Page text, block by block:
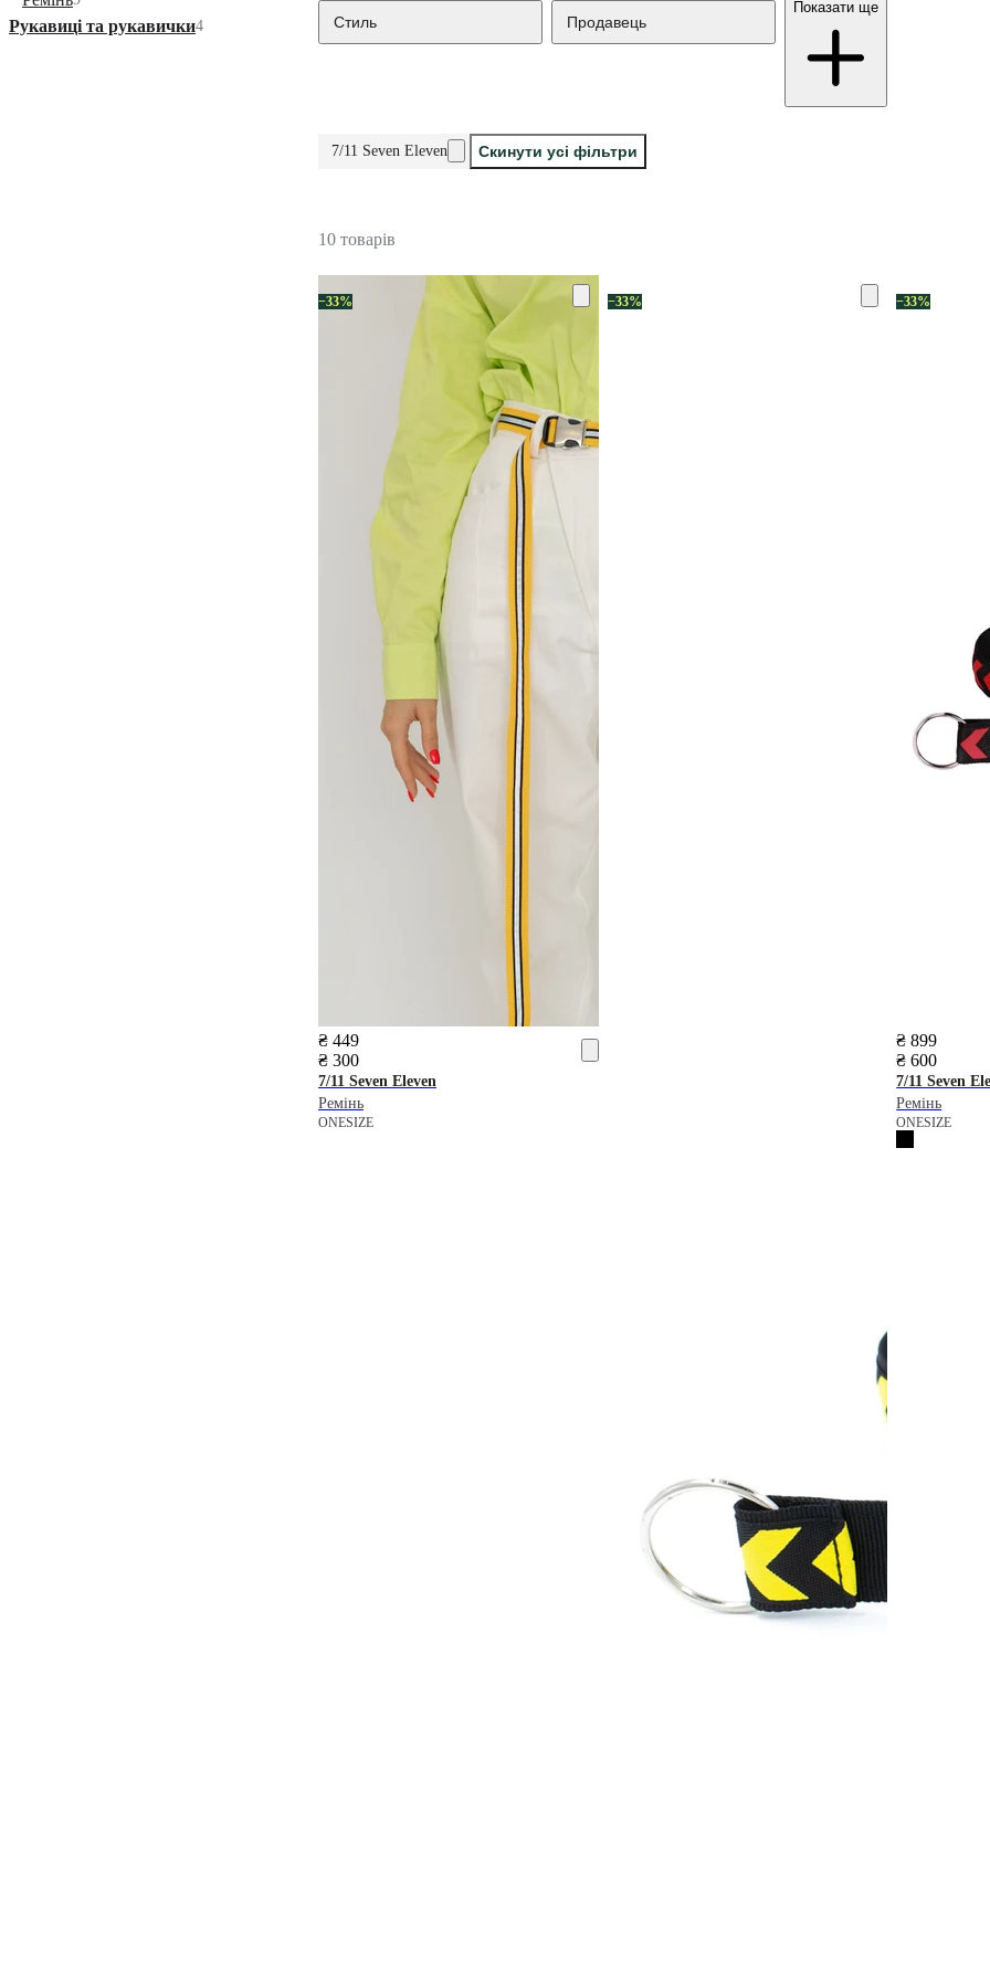
Рукавиці та рукавички4 Стиль Продавець
Показати ще
7/11 Seven Eleven Скинути усі фільтри
10 товарів
−33%
₴ 449
₴ 300
7/11 Seven Eleven
Ремінь
ONESIZE
−33% −33%
₴ 899
₴ 600
7/11 Seven
Ремінь
ONESIZE